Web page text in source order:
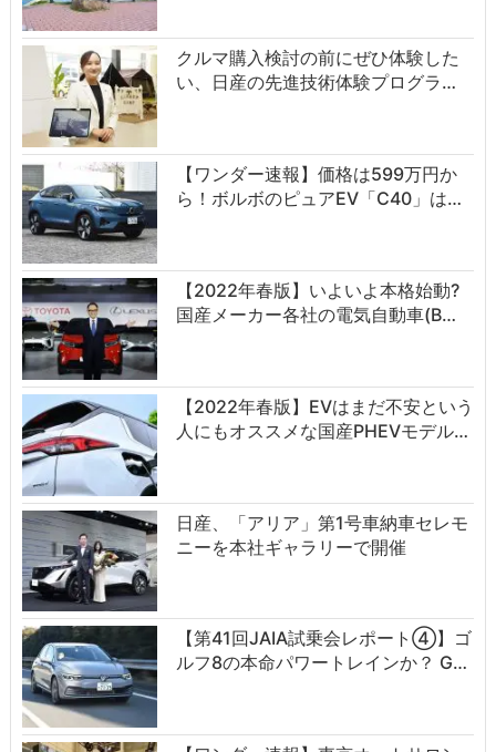
クルマ購入検討の前にぜひ体験した
い、日産の先進技術体験プログラ…
【ワンダー速報】価格は599万円か
ら！ボルボのピュアEV「C40」は…
【2022年春版】いよいよ本格始動?
国産メーカー各社の電気自動車(B…
【2022年春版】EVはまだ不安という
人にもオススメな国産PHEVモデル…
日産、「アリア」第1号車納車セレモ
ニーを本社ギャラリーで開催
【第41回JAIA試乗会レポート④】ゴ
ルフ8の本命パワートレインか？ G…